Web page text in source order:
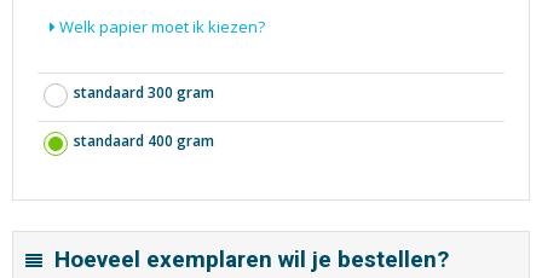
Welk papier moet ik kiezen?
standaard 300 gram
standaard 400 gram
Hoeveel exemplaren wil je bestellen?